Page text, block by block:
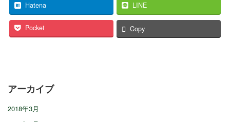
Hatena LINE
Pocket Copy
アーカイブ
2018年3月